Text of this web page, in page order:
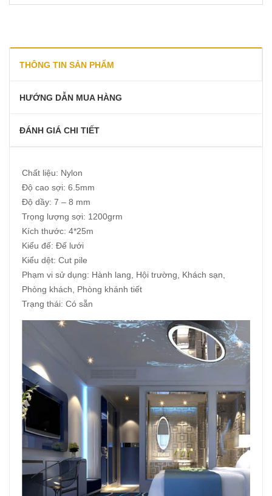
THÔNG TIN SẢN PHẨM
HƯỚNG DẪN MUA HÀNG
ĐÁNH GIÁ CHI TIẾT
Chất liệu: Nylon
Độ cao sợi: 6.5mm
Độ dầy: 7 – 8 mm
Trọng lượng sợi: 1200grm
Kích thước: 4*25m
Kiểu đế: Đế lưới
Kiểu dệt: Cut pile
Phạm vi sử dụng: Hành lang, Hội trường, Khách sạn,
Phòng khách, Phòng khánh tiết
Trạng thái: Có sẵn